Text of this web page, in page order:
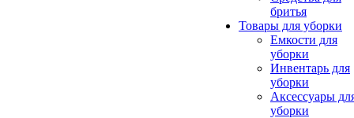
бритья
Товары для уборки
Емкости для
уборки
Инвентарь для
уборки
Аксессуары
уборки